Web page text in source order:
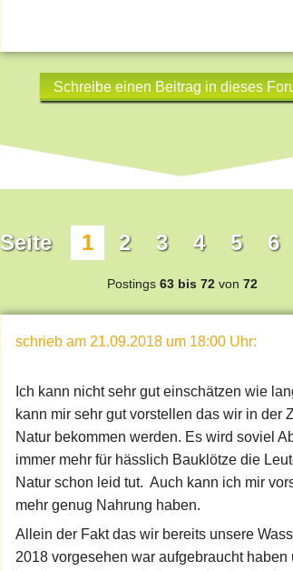
Schreibe einen Beitrag in dieses
Seite 1 2 3 4 5 6
Postings 63 bis 72 von 72
schrieb am 21.09.2018 um 18:00 Uhr:
Ich kann nicht sehr gut einschätzen wie
kann mir sehr gut vorstellen das wir in der
Natur bekommen werden. Es wird soviel
immer mehr für hässlich Bauklötze die
Natur schon leid tut. Auch kann ich mir
mehr genug Nahrung haben.
Allein der Fakt das wir bereits unsere
2018 vorgesehen war aufgebraucht